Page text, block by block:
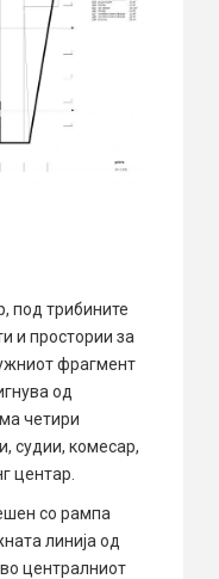
под трибините
и простории за
фрагмент
од
четири
судии, комесар,
центар.
со рампа
линија од
централниот